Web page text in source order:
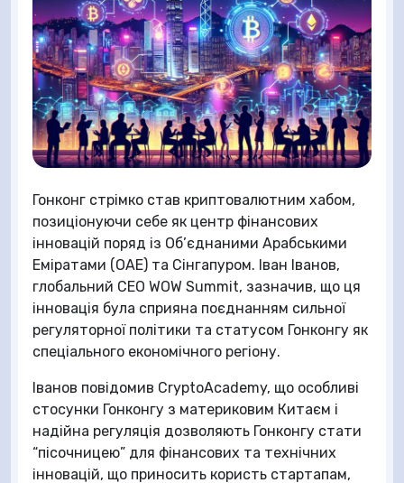
Гонконг стрімко став криптовалютним хабом,
позиціонуючи себе як центр фінансових
інновацій поряд із Об’єднаними Арабськими
Еміратами (ОАЕ) та Сінгапуром. Іван Іванов,
глобальний CEO WOW Summit, зазначив, що ця
інновація була сприяна поєднанням сильної
регуляторної політики та статусом Гонконгу як
спеціального економічного регіону.
Іванов повідомив CryptoAcademy, що особливі
стосунки Гонконгу з материковим Китаєм і
надійна регуляція дозволяють Гонконгу стати
“пісочницею” для фінансових та технічних
інновацій, що приносить користь стартапам,